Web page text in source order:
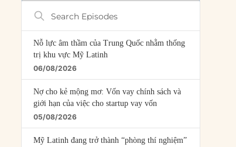
Search
Episodes
Nỗ lực âm thầm của Trung Quốc nhằm thống
trị khu vực Mỹ Latinh
06/08/2026
Nợ cho kẻ mộng mơ: Vốn vay chính sách và
giới hạn của việc cho startup vay vốn
05/08/2026
Mỹ Latinh đang trở thành “phòng thí nghiệm”